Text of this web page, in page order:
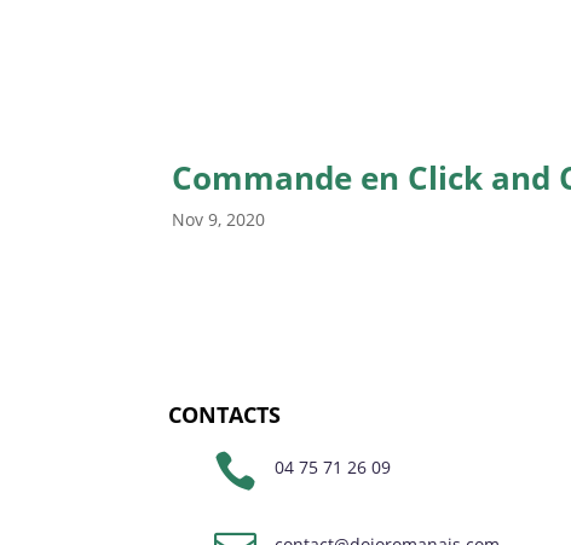
Commande en Click and
Nov 9, 2020
CONTACTS
 04 75 71 26 09